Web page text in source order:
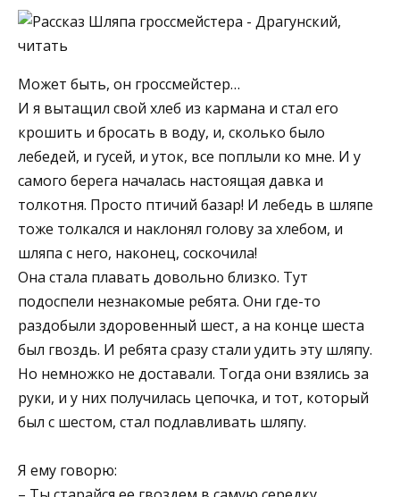
Может быть, он гроссмейстер…
И я вытащил свой хлеб из кармана и стал его
крошить и бросать в воду, и, сколько было
лебедей, и гусей, и уток, все поплыли ко мне. И у
самого берега началась настоящая давка и
толкотня. Просто птичий базар! И лебедь в шляпе
тоже толкался и наклонял голову за хлебом, и
шляпа с него, наконец, соскочила!
Она стала плавать довольно близко. Тут
подоспели незнакомые ребята. Они где-то
раздобыли здоровенный шест, а на конце шеста
был гвоздь. И ребята сразу стали удить эту шляпу.
Но немножко не доставали. Тогда они взялись за
руки, и у них получилась цепочка, и тот, который
был с шестом, стал подлавливать шляпу.
Я ему говорю: